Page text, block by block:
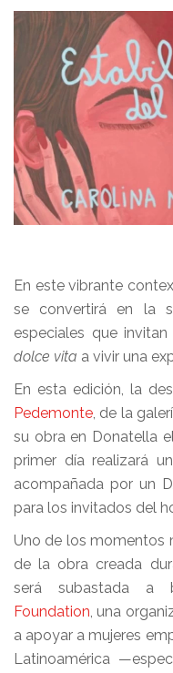
En este vibrante
se convertirá en la
especiales que
dolce vita a vivir una
En esta edición, la
Pedemonte, de la
su obra en Donatella
primer día realizará
acompañada por un
para los invitados del
Uno de los momentos
de la obra creada
será subastada a
Foundation, una
a apoyar a mujeres
Latinoamérica